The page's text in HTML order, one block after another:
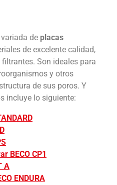
de placas
de excelente calidad,
Son ideales para
y otros
de sus poros. Y
incluye lo siguiente:
BECO CP1
A
ENDURA